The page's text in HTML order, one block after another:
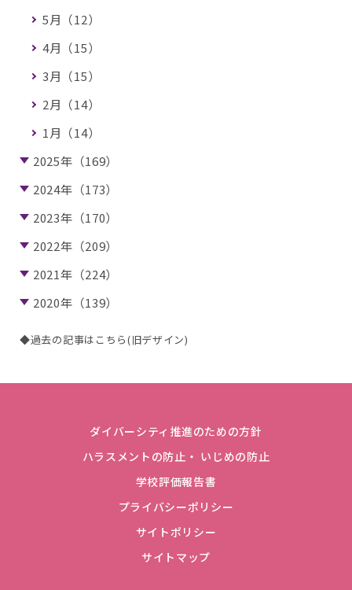
5月（12）
4月（15）
3月（15）
2月（14）
1月（14）
2025年（169）
2024年（173）
2023年（170）
2022年（209）
2021年（224）
2020年（139）
◆過去の記事はこちら(旧デザイン)
ダイバーシティ推進のための方針
ハラスメントの防止・ いじめの防止
学校評価報告書
プライバシーポリシー
サイトポリシー
サイトマップ